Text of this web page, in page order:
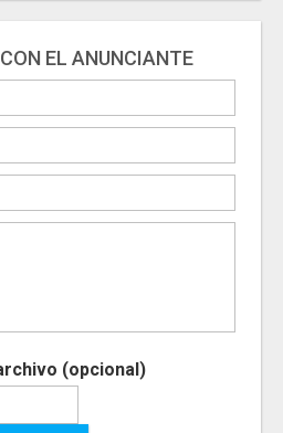
EL ANUNCIANTE
(opcional)